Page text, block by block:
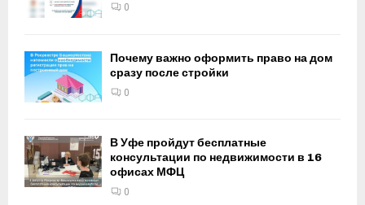
0
Почему важно оформить право на дом
сразу после стройки
0
В Уфе пройдут бесплатные
консультации по недвижимости в 16
офисах МФЦ
0